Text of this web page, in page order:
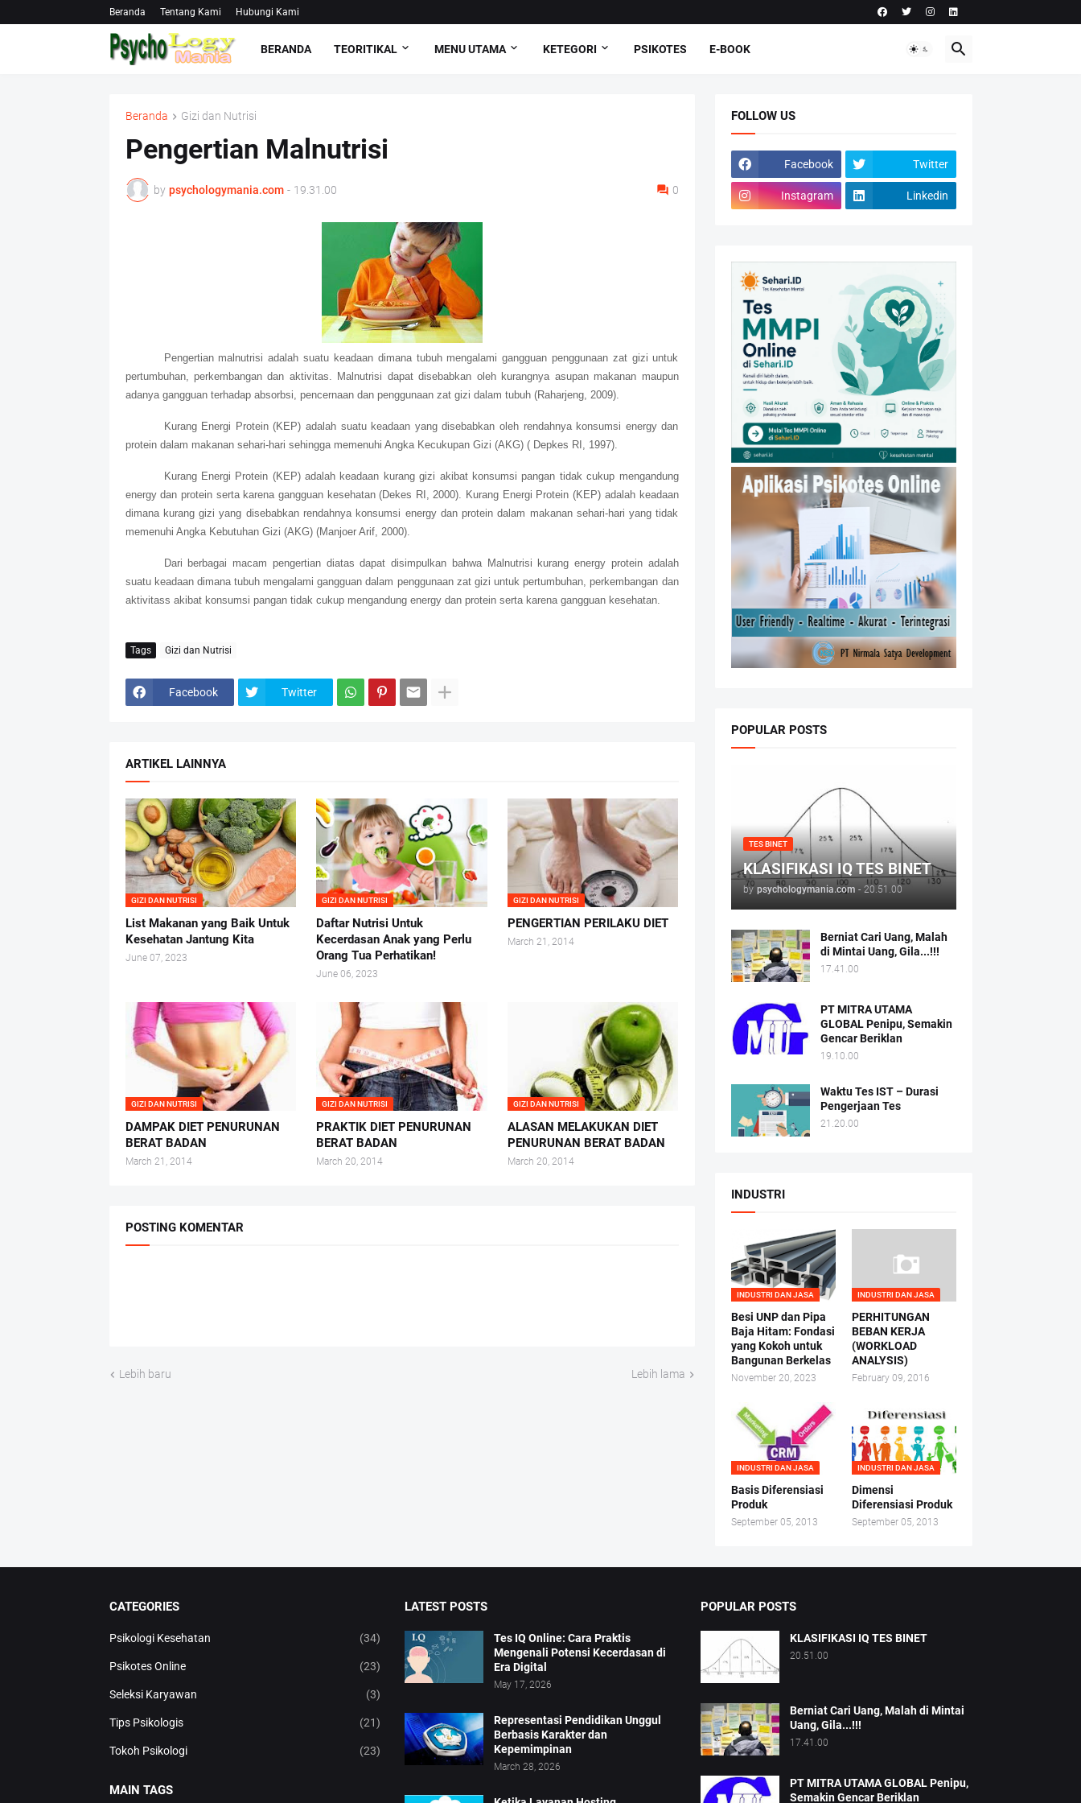
Beranda Tentang Kami Hubungi Kami
BERANDA TEORITIKAL MENU UTAMA KETEGORI PSIKOTES E-BOOK
Beranda Gizi dan Nutrisi
Pengertian Malnutrisi
by psychologymania.com - 19.31.00 0
Pengertian malnutrisi adalah suatu keadaan dimana tubuh mengalami gangguan penggunaan zat gizi untuk
pertumbuhan, perkembangan dan aktivitas. Malnutrisi dapat disebabkan oleh kurangnya asupan makanan maupun
adanya gangguan terhadap absorbsi, pencernaan dan penggunaan zat gizi dalam tubuh (Raharjeng, 2009).
Kurang Energi Protein (KEP) adalah suatu keadaan yang disebabkan oleh rendahnya konsumsi energy dan
protein dalam makanan sehari-hari sehingga memenuhi Angka Kecukupan Gizi (AKG) ( Depkes RI, 1997).
Kurang Energi Protein (KEP) adalah keadaan kurang gizi akibat konsumsi pangan tidak cukup mengandung
energy dan protein serta karena gangguan kesehatan (Dekes RI, 2000). Kurang Energi Protein (KEP) adalah keadaan
dimana kurang gizi yang disebabkan rendahnya konsumsi energy dan protein dalam makanan sehari-hari yang tidak
memenuhi Angka Kebutuhan Gizi (AKG) (Manjoer Arif, 2000).
Dari berbagai macam pengertian diatas dapat disimpulkan bahwa Malnutrisi kurang energy protein adalah
suatu keadaan dimana tubuh mengalami gangguan dalam penggunaan zat gizi untuk pertumbuhan, perkembangan dan
aktivitass akibat konsumsi pangan tidak cukup mengandung energy dan protein serta karena gangguan kesehatan.
Tags Gizi dan Nutrisi
Facebook Twitter
ARTIKEL LAINNYA
GIZI DAN NUTRISI
List Makanan yang Baik Untuk
Kesehatan Jantung Kita
June 07, 2023
GIZI DAN NUTRISI
Daftar Nutrisi Untuk
Kecerdasan Anak yang Perlu
Orang Tua Perhatikan!
June 06, 2023
GIZI DAN NUTRISI
PENGERTIAN PERILAKU DIET
March 21, 2014
GIZI DAN NUTRISI
DAMPAK DIET PENURUNAN
BERAT BADAN
March 21, 2014
GIZI DAN NUTRISI
PRAKTIK DIET PENURUNAN
BERAT BADAN
March 20, 2014
GIZI DAN NUTRISI
ALASAN MELAKUKAN DIET
PENURUNAN BERAT BADAN
March 20, 2014
POSTING KOMENTAR
Lebih baru Lebih lama
FOLLOW US
Facebook Twitter
Instagram Linkedin
POPULAR POSTS
TES BINET
KLASIFIKASI IQ TES BINET
by psychologymania.com - 20.51.00
Berniat Cari Uang, Malah
di Mintai Uang, Gila...!!!
17.41.00
PT MITRA UTAMA
GLOBAL Penipu, Semakin
Gencar Beriklan
19.10.00
Waktu Tes IST – Durasi
Pengerjaan Tes
21.20.00
INDUSTRI
INDUSTRI DAN JASA
Besi UNP dan Pipa
Baja Hitam: Fondasi
yang Kokoh untuk
Bangunan Berkelas
November 20, 2023
INDUSTRI DAN JASA
PERHITUNGAN
BEBAN KERJA
(WORKLOAD
ANALYSIS)
February 09, 2016
INDUSTRI DAN JASA
Basis Diferensiasi
Produk
September 05, 2013
INDUSTRI DAN JASA
Dimensi
Diferensiasi Produk
September 05, 2013
CATEGORIES
Psikologi Kesehatan (34)
Psikotes Online (23)
Seleksi Karyawan (3)
Tips Psikologis (21)
Tokoh Psikologi (23)
MAIN TAGS
LATEST POSTS
Tes IQ Online: Cara Praktis
Mengenali Potensi Kecerdasan di
Era Digital
May 17, 2026
Representasi Pendidikan Unggul
Berbasis Karakter dan
Kepemimpinan
March 28, 2026
POPULAR POSTS
KLASIFIKASI IQ TES BINET
20.51.00
Berniat Cari Uang, Malah di Mintai
Uang, Gila...!!!
17.41.00
PT MITRA UTAMA GLOBAL Penipu,
Semakin Gencar Beriklan